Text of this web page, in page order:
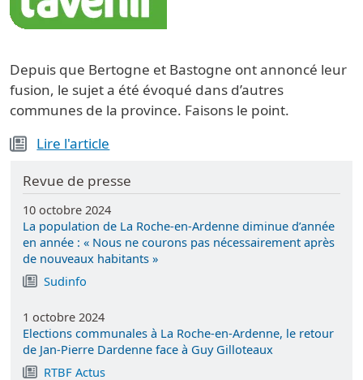
Depuis que Bertogne et Bastogne ont annoncé leur
fusion, le sujet a été évoqué dans d’autres
communes de la province. Faisons le point.
Lire l'article
Revue de presse
10 octobre 2024
La population de La Roche-en-Ardenne diminue d’année
en année : « Nous ne courons pas nécessairement après
de nouveaux habitants »
Sudinfo
1 octobre 2024
Elections communales à La Roche-en-Ardenne, le retour
de Jan-Pierre Dardenne face à Guy Gilloteaux
RTBF Actus